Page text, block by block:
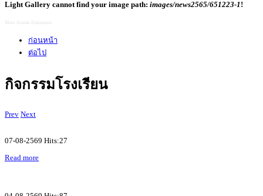
Light Gallery cannot find your image path: images/news2565/651223-1 !
More Joomla Extensions
ก่อนหน้า
ต่อไป
กิจกรรมโรงเรียน
Prev Next
07-08-2569 Hits:27
Read more